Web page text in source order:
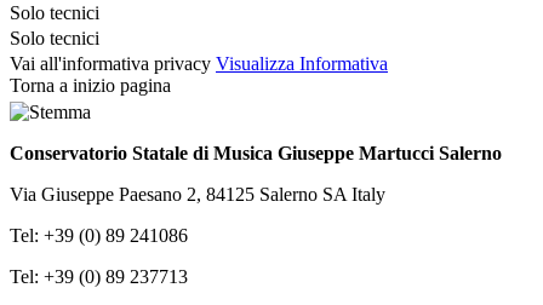
Solo tecnici
Solo tecnici
Vai all'informativa privacy Visualizza Informativa
Torna a inizio pagina
Conservatorio Statale di Musica Giuseppe Martucci Salerno
Via Giuseppe Paesano 2, 84125 Salerno SA Italy
Tel: +39 (0) 89 241086
Tel: +39 (0) 89 237713